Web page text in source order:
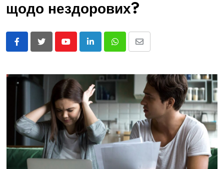
Контакти
ROM
RUS
щодо нездорових?
YoutubeLinkedInWhatsappShare
Email